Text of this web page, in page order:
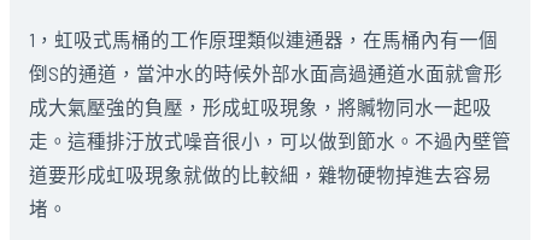
1，虹吸式馬桶的工作原理類似連通器，在馬桶內有一個
倒S的通道，當沖水的時候外部水面高過通道水面就會形
成大氣壓強的負壓，形成虹吸現象，將贓物同水一起吸
走。這種排汙放式噪音很小，可以做到節水。不過內壁管
道要形成虹吸現象就做的比較細，雜物硬物掉進去容易
堵。